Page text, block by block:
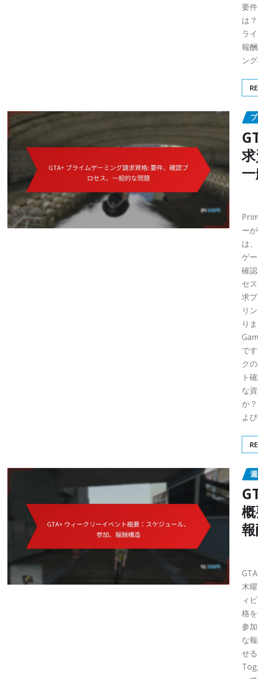
要
は
ラ
報
ン
ー
は
ゲ
確
セ
求
リ
り
で
ク
ト
な
か
よ
木
ィ
格
参
な
せ